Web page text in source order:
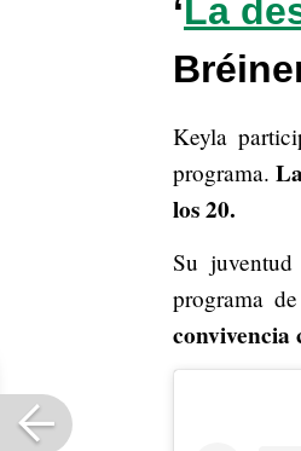
‘La
Keyla
programa.
los 20.
Su
programa
convivencia